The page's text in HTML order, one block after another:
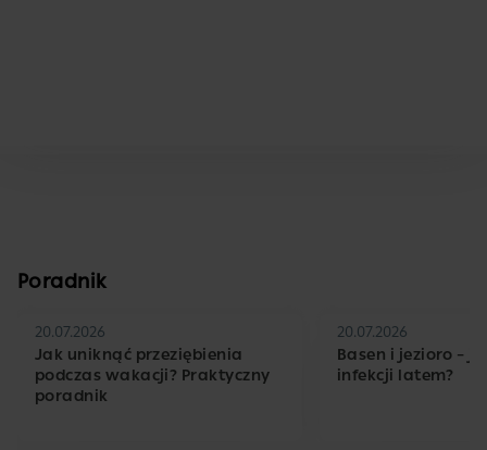
Poradnik
20.07.2026
Jak uniknąć przeziębienia
podczas wakacji? Praktyczny
poradnik
20.07.2026
Basen i jezioro –
infekcji latem?